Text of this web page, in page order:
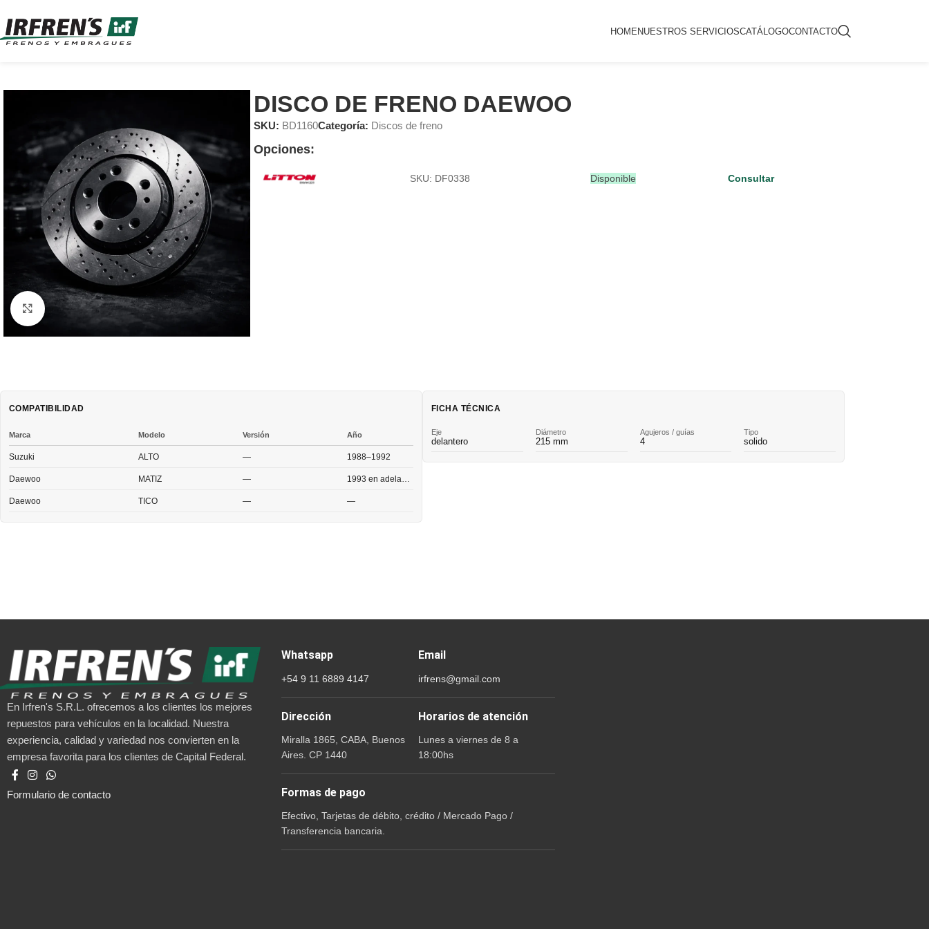
HOMENUESTROS SERVICIOSCATÁLOGOCONTACTO
Clic para ampliar
DISCO DE FRENO DAEWOO
SKU: BD1160Categoría: Discos de freno
Opciones:
SKU: DF0338 Disponible Consultar
COMPATIBILIDAD
Marca Modelo Versión Año
Suzuki ALTO — 1988–1992
Daewoo MATIZ —
Daewoo TICO — —
FICHA TÉCNICA
Eje
delantero
Diámetro
215 mm
Agujeros / guías
4
Tipo
solido
En Irfren's S.R.L. ofrecemos a los clientes los mejores
repuestos para vehículos en la localidad. Nuestra
experiencia, calidad y variedad nos convierten en la
empresa favorita para los clientes de Capital Federal.
Formulario de contacto
Whatsapp
+54 9 11 6889 4147
Email
irfrens@gmail.com
Dirección
Miralla 1865, CABA, Buenos
Aires. CP 1440
Horarios de atención
Lunes a viernes de 8 a
18:00hs
Formas de pago
Efectivo, Tarjetas de débito, crédito / Mercado Pago /
Transferencia bancaria.